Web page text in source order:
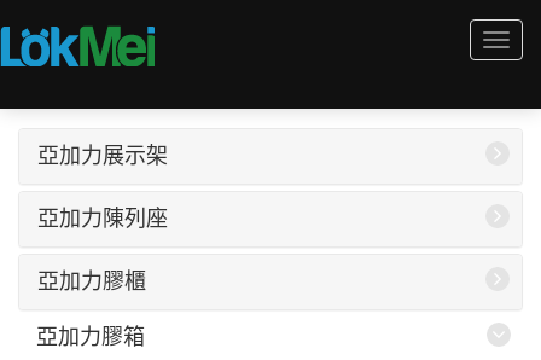
亞加力展示架
亞加力陳列座
亞加力膠櫃
亞加力膠箱